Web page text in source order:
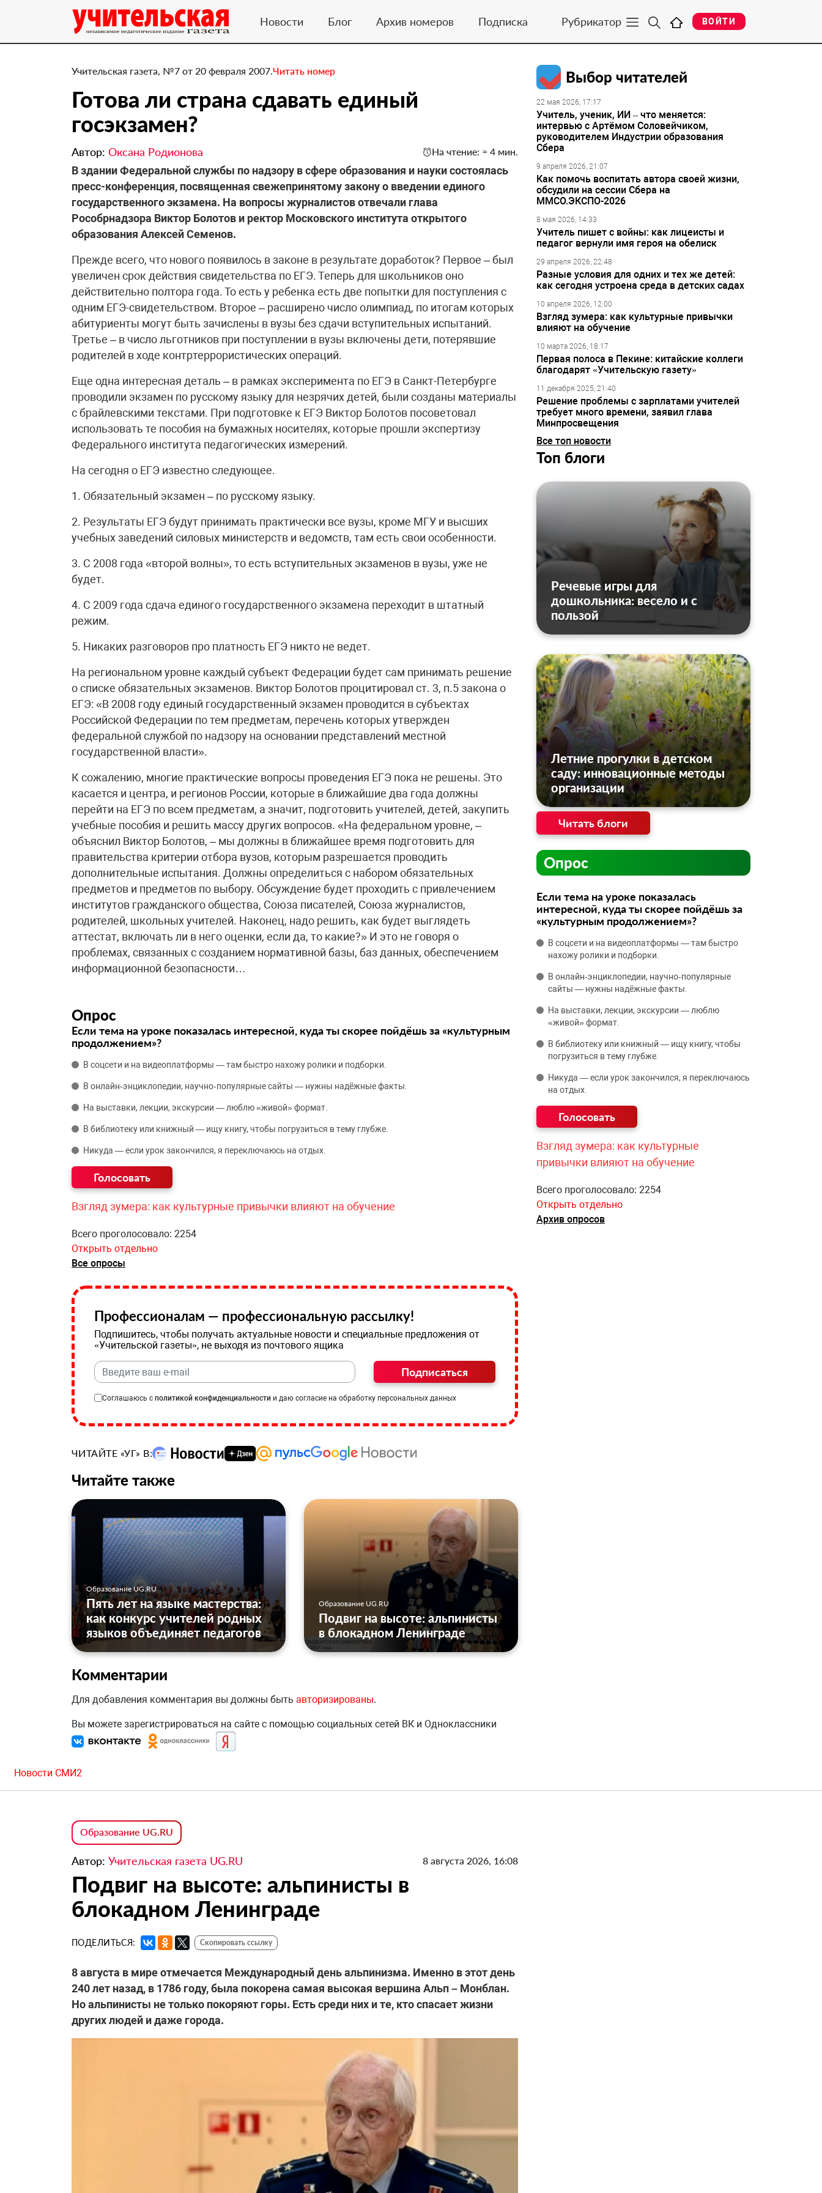
Новости Блог Архив номеров Подписка Рубрикатор ВОЙТИ
Учительская газета, №7 от 20 февраля 2007.Читать номер
Готова ли страна сдавать единый
госэкзамен?
Автор: Оксана Родионова На чтение: ≈ 4 мин.
В здании Федеральной службы по надзору в сфере образования и науки состоялась
пресс-конференция, посвященная свежепринятому закону о введении единого
государственного экзамена. На вопросы журналистов отвечали глава
Рособрнадзора Виктор Болотов и ректор Московского института открытого
образования Алексей Семенов.
Прежде всего, что нового появилось в законе в результате доработок? Первое – был
увеличен срок действия свидетельства по ЕГЭ. Теперь для школьников оно
действительно полтора года. То есть у ребенка есть две попытки для поступления с
одним ЕГЭ-свидетельством. Второе – расширено число олимпиад, по итогам которых
абитуриенты могут быть зачислены в вузы без сдачи вступительных испытаний.
Третье – в число льготников при поступлении в вузы включены дети, потерявшие
родителей в ходе контртеррористических операций.
Еще одна интересная деталь – в рамках эксперимента по ЕГЭ в Санкт-Петербурге
проводили экзамен по русскому языку для незрячих детей, были созданы материалы
с брайлевскими текстами. При подготовке к ЕГЭ Виктор Болотов посоветовал
использовать те пособия на бумажных носителях, которые прошли экспертизу
Федерального института педагогических измерений.
На сегодня о ЕГЭ известно следующее.
1. Обязательный экзамен – по русскому языку.
2. Результаты ЕГЭ будут принимать практически все вузы, кроме МГУ и высших
учебных заведений силовых министерств и ведомств, там есть свои особенности.
3. С 2008 года «второй волны», то есть вступительных экзаменов в вузы, уже не
будет.
4. С 2009 года сдача единого государственного экзамена переходит в штатный
режим.
5. Никаких разговоров про платность ЕГЭ никто не ведет.
На региональном уровне каждый субъект Федерации будет сам принимать решение
о списке обязательных экзаменов. Виктор Болотов процитировал ст. 3, п.5 закона о
ЕГЭ: «В 2008 году единый государственный экзамен проводится в субъектах
Российской Федерации по тем предметам, перечень которых утвержден
федеральной службой по надзору на основании представлений местной
государственной власти».
К сожалению, многие практические вопросы проведения ЕГЭ пока не решены. Это
касается и центра, и регионов России, которые в ближайшие два года должны
перейти на ЕГЭ по всем предметам, а значит, подготовить учителей, детей, закупить
учебные пособия и решить массу других вопросов. «На федеральном уровне, –
объяснил Виктор Болотов, – мы должны в ближайшее время подготовить для
правительства критерии отбора вузов, которым разрешается проводить
дополнительные испытания. Должны определиться с набором обязательных
предметов и предметов по выбору. Обсуждение будет проходить с привлечением
институтов гражданского общества, Союза писателей, Союза журналистов,
родителей, школьных учителей. Наконец, надо решить, как будет выглядеть
аттестат, включать ли в него оценки, если да, то какие?» И это не говоря о
проблемах, связанных с созданием нормативной базы, баз данных, обеспечением
информационной безопасности…
Опрос
Если тема на уроке показалась интересной, куда ты скорее пойдёшь за «культурным
продолжением»?
В соцсети и на видеоплатформы — там быстро нахожу ролики и подборки.
В онлайн‑энциклопедии, научно‑популярные сайты — нужны надёжные факты.
На выставки, лекции, экскурсии — люблю «живой» формат.
В библиотеку или книжный — ищу книгу, чтобы погрузиться в тему глубже.
Никуда — если урок закончился, я переключаюсь на отдых.
Взгляд зумера: как культурные привычки влияют на обучение
Всего проголосовало: 2254
Открыть отдельно
Все опросы
Профессионалам — профессиональную рассылку!
Подпишитесь, чтобы получать актуальные новости и специальные предложения от
«Учительской газеты», не выходя из почтового ящика
Подписаться
Соглашаюсь с политикой конфиденциальности и даю согласие на обработку персональных данных
ЧИТАЙТЕ «УГ» В:
Читайте также
Образование UG.RU
Пять лет на языке мастерства:
как конкурс учителей родных
языков объединяет педагогов
Образование UG.RU
Подвиг на высоте: альпинисты
в блокадном Ленинграде
Комментарии
Для добавления комментария вы должны быть авторизированы.
Вы можете зарегистрироваться на сайте с помощью социальных сетей ВК и Одноклассники
Выбор читателей
22 мая 2026, 17:17
Учитель, ученик, ИИ – что меняется:
интервью с Артёмом Соловейчиком,
руководителем Индустрии образования
Сбера
9 апреля 2026, 21:07
Как помочь воспитать автора своей жизни,
обсудили на сессии Сбера на
ММСО.ЭКСПО-2026
8 мая 2026, 14:33
Учитель пишет с войны: как лицеисты и
педагог вернули имя героя на обелиск
29 апреля 2026, 22:48
Разные условия для одних и тех же детей:
как сегодня устроена среда в детских садах
10 апреля 2026, 12:00
Взгляд зумера: как культурные привычки
влияют на обучение
10 марта 2026, 18:17
Первая полоса в Пекине: китайские коллеги
благодарят «Учительскую газету»
11 декабря 2025, 21:40
Решение проблемы с зарплатами учителей
требует много времени, заявил глава
Минпросвещения
Все топ новости
Топ блоги
Речевые игры для
дошкольника: весело и с
пользой
Летние прогулки в детском
саду: инновационные методы
организации
Читать блоги
Опрос
Если тема на уроке показалась
интересной, куда ты скорее пойдёшь за
«культурным продолжением»?
В соцсети и на видеоплатформы — там быстро
нахожу ролики и подборки.
В онлайн‑энциклопедии, научно‑популярные
сайты — нужны надёжные факты.
На выставки, лекции, экскурсии — люблю
«живой» формат.
В библиотеку или книжный — ищу книгу, чтобы
погрузиться в тему глубже.
Никуда — если урок закончился, я переключаюсь
на отдых.
Взгляд зумера: как культурные
привычки влияют на обучение
Всего проголосовало: 2254
Открыть отдельно
Архив опросов
Новости СМИ2
Образование UG.RU
Автор: Учительская газета UG.RU 8 августа 2026, 16:08
Подвиг на высоте: альпинисты в
блокадном Ленинграде
ПОДЕЛИТЬСЯ: Скопировать ссылку
8 августа в мире отмечается Международный день альпинизма. Именно в этот день
240 лет назад, в 1786 году, была покорена самая высокая вершина Альп – Монблан.
Но альпинисты не только покоряют горы. Есть среди них и те, кто спасает жизни
других людей и даже города.